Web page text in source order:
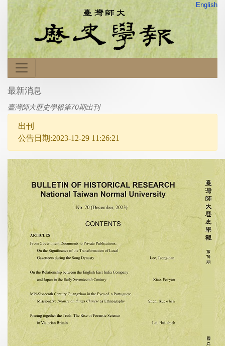
English
最新消息
臺灣師大歷史學報第70期出刊
出刊
公告日期:2023-12-29 11:26:21